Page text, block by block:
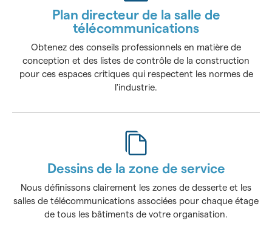
Plan directeur de la salle de
télécommunications
Obtenez des conseils professionnels en matière de
conception et des listes de contrôle de la construction
pour ces espaces critiques qui respectent les normes de
l'industrie.
Dessins de la zone de service
Nous définissons clairement les zones de desserte et les
salles de télécommunications associées pour chaque étage
de tous les bâtiments de votre organisation.